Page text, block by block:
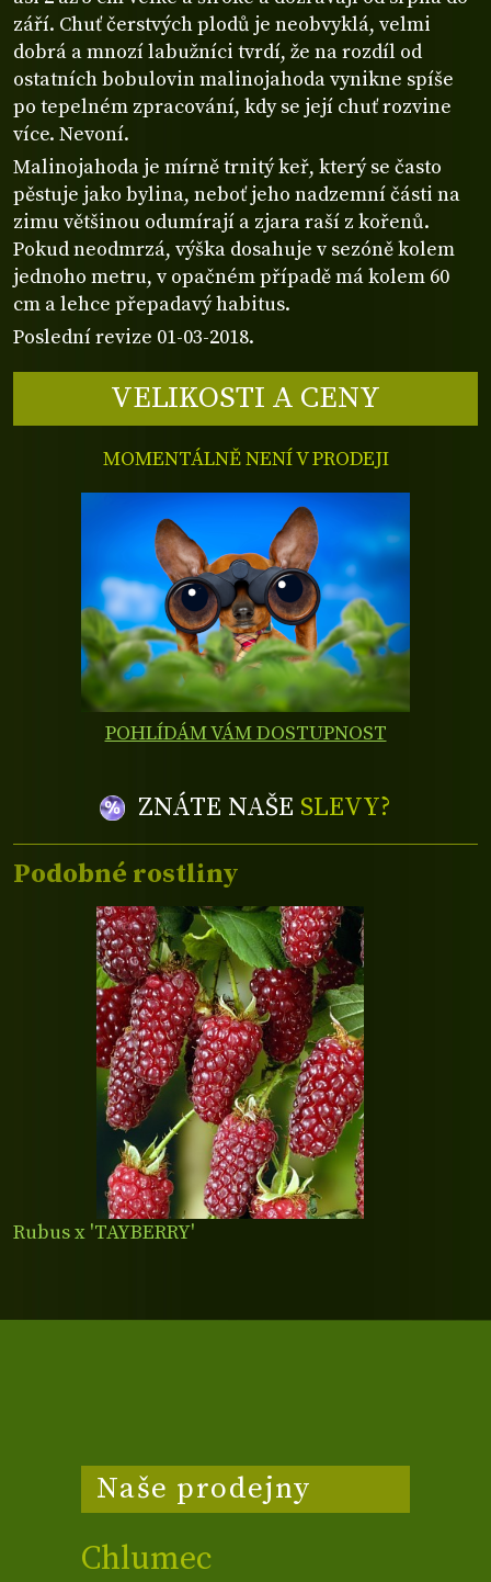
září. Chuť čerstvých plodů je neobvyklá, velmi
dobrá a mnozí labužníci tvrdí, že na rozdíl od
ostatních bobulovin malinojahoda vynikne spíše
po tepelném zpracování, kdy se její chuť rozvine
více. Nevoní.
Malinojahoda je mírně trnitý keř, který se často
pěstuje jako bylina, neboť jeho nadzemní části na
zimu většinou odumírají a zjara raší z kořenů.
Pokud neodmrzá, výška dosahuje v sezóně kolem
jednoho metru, v opačném případě má kolem 60
cm a lehce přepadavý habitus.
Poslední revize 01-03-2018.
VELIKOSTI A CENY
MOMENTÁLNĚ NENÍ V PRODEJI
POHLÍDÁM VÁM DOSTUPNOST
ZNÁTE NAŠE SLEVY?
Podobné rostliny
Rubus x 'TAYBERRY'
Naše prodejny
Chlumec